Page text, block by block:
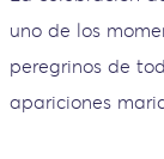
uno de los
peregrinos de
apariciones